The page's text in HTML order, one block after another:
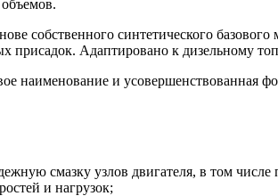
собственного синтетического
присадок. Адаптировано к дизельному
наименование и усовершенствованная
смазку узлов двигателя, в том
и нагрузок;